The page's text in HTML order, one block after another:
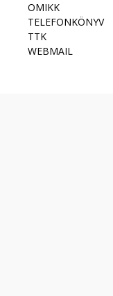
OMIKK
TELEFONKÖNYV
TTK
WEBMAIL